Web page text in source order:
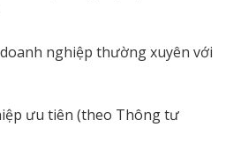
nghiệp thường xuyên với
ưu tiên (theo Thông tư